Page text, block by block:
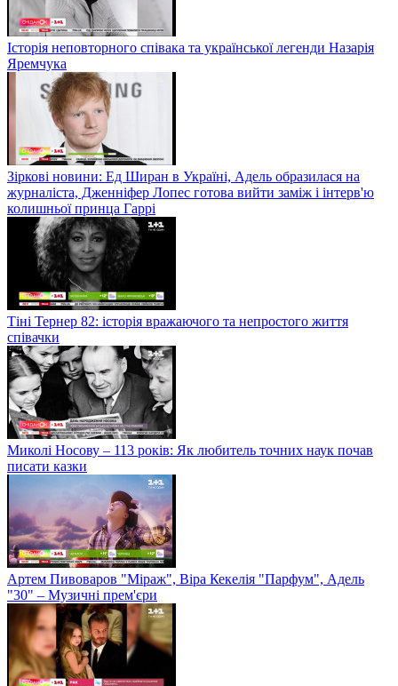
Історія неповторного співака та української легенди Назарія
Яремчука
Зіркові новини: Ед Ширан в Україні, Адель образилася на
журналіста, Дженніфер Лопес готова вийти заміж і інтерв'ю
колишньої принца Гаррі
Тіні Тернер 82: історія вражаючого та непростого життя
співачки
Миколі Носову – 113 років: Як любитель точних наук почав
писати казки
Артем Пивоваров "Міраж", Віра Кекелія "Парфум", Адель
"30" – Музичні прем'єри